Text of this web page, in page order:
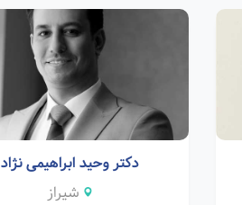
دکتر وحید ابراهیمی نژاد
شیراز